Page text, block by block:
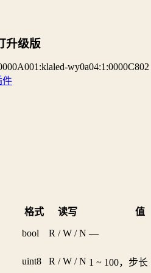
升级版
wy0a04:1:0000C802
件
格式 读写
值
bool R / W / N —
uint8 R / W / N 1 ~ 100，步长